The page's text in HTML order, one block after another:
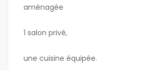
aménagée
1 salon privé,
une cuisine équipée.